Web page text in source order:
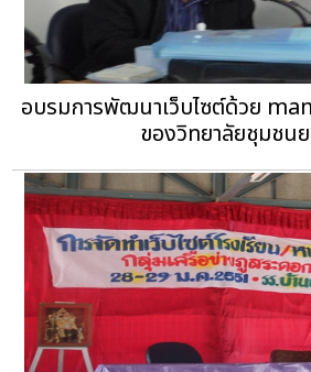
อบรมการพัฒนาเว็บไซต์ด้วย
ของวิทยาลัยชุมชน